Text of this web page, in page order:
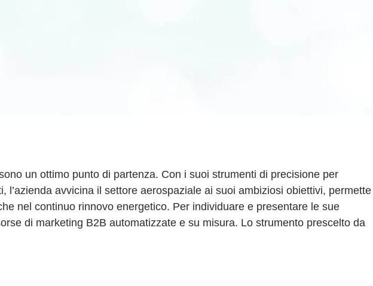
un ottimo punto di partenza. Con i suoi strumenti di precisione per
avvicina il settore aerospaziale ai suoi ambiziosi obiettivi, permette
nel continuo rinnovo energetico. Per individuare e presentare le sue
di marketing B2B automatizzate e su misura. Lo strumento prescelto da